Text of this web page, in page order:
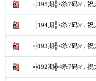
╬195期╬≮杀7码≯，祝
╬194期╬≮杀7码≯，祝
╬193期╬≮杀7码≯，祝
╬192期╬≮杀7码≯，祝